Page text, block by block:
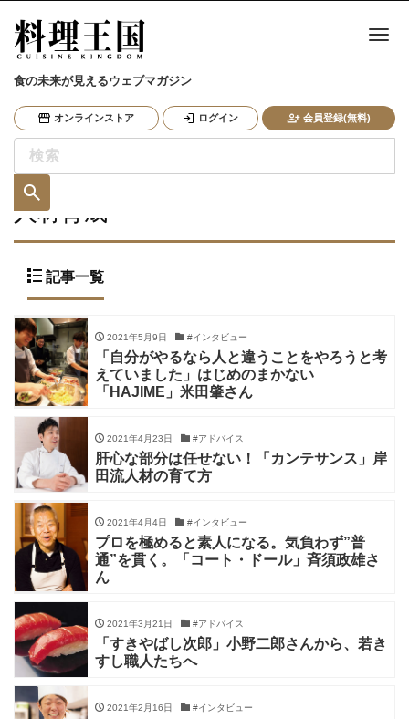
食の未来が見えるウェブマガジン
オンラインストア ログイン 会員登録(無料)
ナ
人材育成
記事一覧
2021年5月9日 #インタビュー
「自分がやるなら人と違うことをやろうと考
えていました」はじめのまかない
「HAJIME」米田肇さん
2021年4月23日 #アドバイス
肝心な部分は任せない！「カンテサンス」岸
田流人材の育て方
2021年4月4日 #インタビュー
プロを極めると素人になる。気負わず”普
通”を貫く。「コート・ドール」斉須政雄さ
ん
2021年3月21日 #アドバイス
「すきやばし次郎」小野二郎さんから、若き
すし職人たちへ
2021年2月16日 #インタビュー